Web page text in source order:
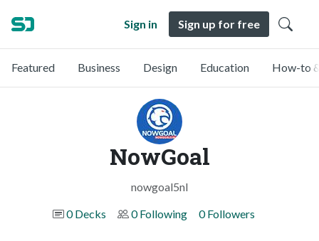
Sign in Sign up for free
Featured Business Design Education How-to
NowGoal
nowgoal5nl
0 Decks
0 Following 0 Followers